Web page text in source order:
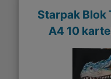
Starpak Blok
A4 10